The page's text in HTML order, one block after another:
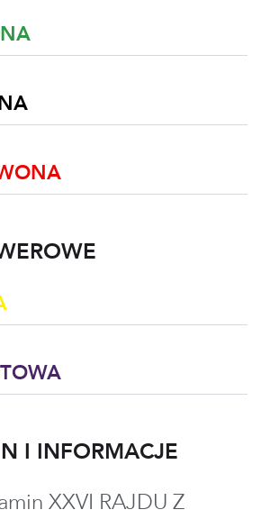
I INFORMACJE
XXVI RAJDU Z